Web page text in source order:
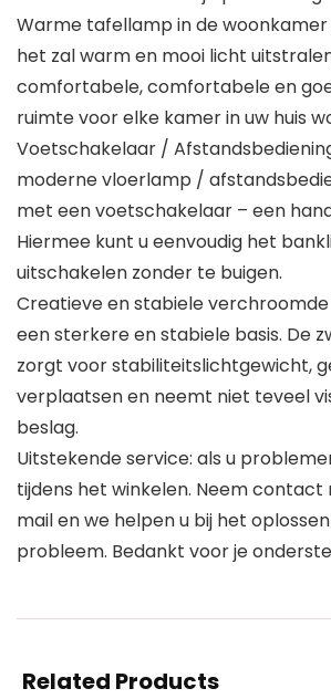
Warme tafellamp in de
het zal warm en mooi licht
comfortabele, comfortabele en
ruimte voor elke kamer in uw huis
Voetschakelaar /
moderne vloerlamp /
met een voetschakelaar – een
Hiermee kunt u eenvoudig het
uitschakelen zonder te buigen.
Creatieve en stabiele
een sterkere en stabiele basis. De
zorgt voor stabiliteitslichtgewicht,
verplaatsen en neemt niet teveel
beslag.
Uitstekende service: als u
tijdens het winkelen. Neem contact
mail en we helpen u bij het
probleem. Bedankt voor je
Related Products